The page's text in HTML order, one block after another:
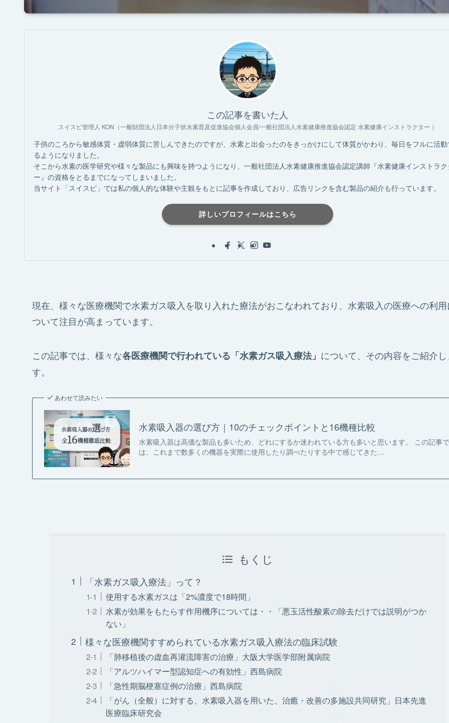
この記事を書いた人
スイスピ管理人 KON（一般財団法人日本分子状水素普及促進協会個人会員/一般社団法人水素健康推進協会認定 水素健康インストラクター ）
子供のころから敏感体質・虚弱体質に苦しんできたのですが、水素と出会ったのをきっかけにして体質がかわり、毎日をフルに活
るようになりました。
そこから水素の医学研究や様々な製品にも興味を持つようになり、一般社団法人水素健康推進協会認定講師『水素健康インストラ
ー』の資格をとるまでになってしまいました。
当サイト「スイスピ」では私の個人的な体験や主観をもとに記事を作成しており、広告リンクを含む製品の紹介も行っています。
詳しいプロフィールはこちら
現在、様々な医療機関で水素ガス吸入を取り入れた療法がおこなわれており、水素吸入の医療への利
ついて注目が高まっています。
この記事では、様々な各医療機関で行われている「水素ガス吸入療法」 について、その内容をご紹介
す。
あわせて読みたい
水素吸入器の選び方｜10のチェックポイントと16機種比較
水素吸入器は高価な製品も多いため、どれにするか迷われている方も多いと思います。 この記事で
は、これまで数多くの機器を実際に使用したり調べたりする中で感じてきた…
もくじ
「水素ガス吸入療法」って？
使用する水素ガスは「2%濃度で18時間」
水素が効果をもたらす作用機序については・・「悪玉活性酸素の除去だけでは説明がつか
ない」
様々な医療機関すすめられている水素ガス吸入療法の臨床試験
「肺移植後の虚血再灌流障害の治療」大阪大学医学部附属病院
「アルツハイマー型認知症への有効性」西島病院
「急性期脳梗塞症例の治療」西島病院
「がん（全般）に対する、水素吸入器を用いた、治癒・改善の多施設共同研究」日本先進
医療臨床研究会